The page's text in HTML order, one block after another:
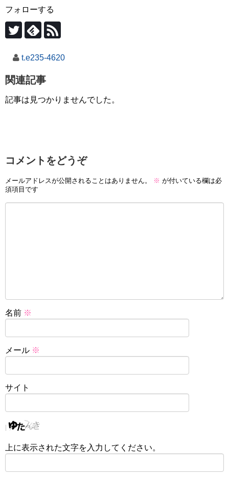
フォローする
t.e235-4620
関連記事
記事は見つかりませんでした。
コメントをどうぞ
メールアドレスが公開されることはありません。 ※ が付いている欄は必
須項目です
名前 ※
メール ※
サイト
上に表示された文字を入力してください。